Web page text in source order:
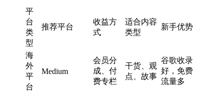
平
台
类
型
推荐平台
收益方
式
适合内容
类型
新手优势
海
外
平
台
Medium
会员分
成、付
费专栏
干货、观
点、故事
谷歌收录
好，免费
流量多